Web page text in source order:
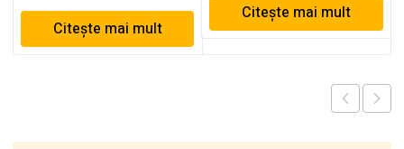
Citește mai mult
Citește mai mult